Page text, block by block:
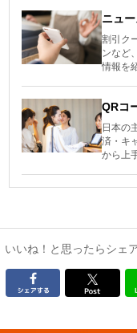
ニュ
割引ク
ンなど
情報を
QRコ
日本の
済・キ
から上
いいね！と思ったらシェ